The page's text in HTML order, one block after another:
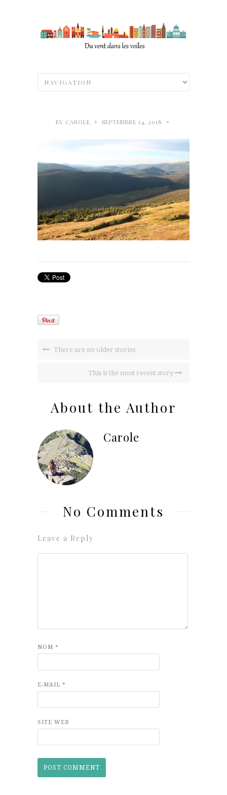
BY CAROLE • SEPTEMBRE 14, 2018 •
There are no older stories
This is the most recent story
About the Author
Carole
No Comments
Leave a Reply
NOM *
E-MAIL *
SITE WEB